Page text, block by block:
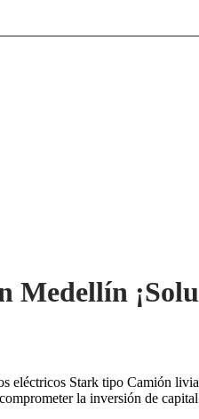
Medellín
eléctricos Stark tipo Camión
la inversión de